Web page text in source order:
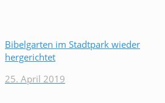
Bibelgarten im Stadtpark wieder
hergerichtet
25. April 2019